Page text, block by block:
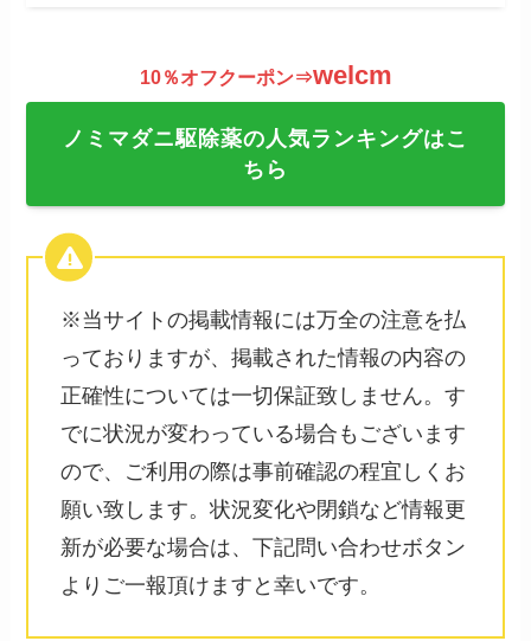
10％オフクーポン⇒welcm
ノミマダニ駆除薬の人気ランキングはこ
ちら
※当サイトの掲載情報には万全の注意を払
っておりますが、掲載された情報の内容の
正確性については一切保証致しません。す
でに状況が変わっている場合もございます
ので、ご利用の際は事前確認の程宜しくお
願い致します。状況変化や閉鎖など情報更
新が必要な場合は、下記問い合わせボタン
よりご一報頂けますと幸いです。